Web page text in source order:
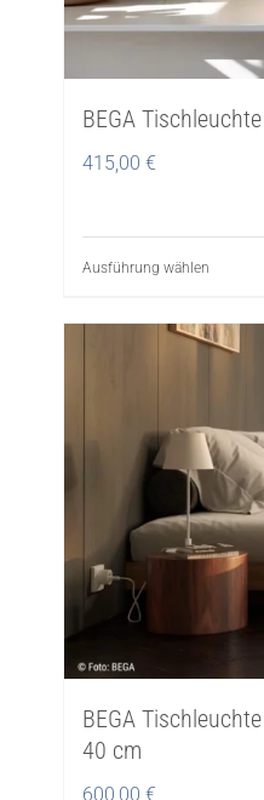
BEGA
415,00 €
Ausführung wählenDieses
weist
auf.
Die
auf
BEGA
40 cm
600,00 €